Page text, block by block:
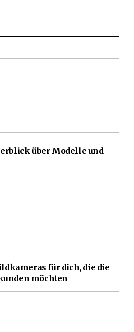
über Modelle und
für dich, die die
möchten